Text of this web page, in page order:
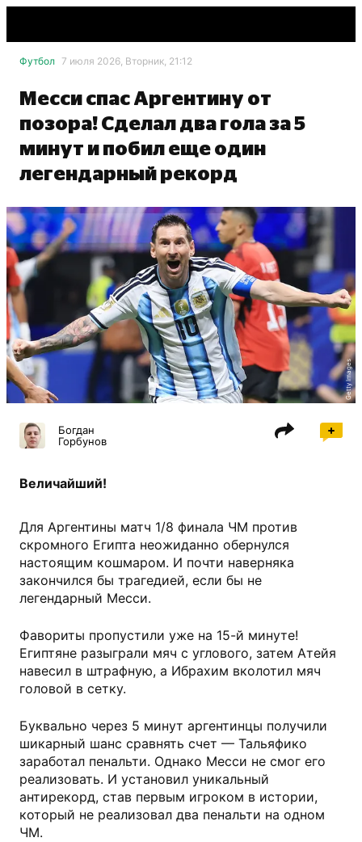
Футбол 7 июля 2026, Вторник, 21:12
Месси спас Аргентину от
позора! Сделал два гола за 5
минут и побил еще один
легендарный рекорд
Getty Images
Богдан
Горбунов
Величайший!
Для Аргентины матч 1/8 финала ЧМ против
скромного Египта неожиданно обернулся
настоящим кошмаром. И почти наверняка
закончился бы трагедией, если бы не
легендарный Месси.
Фавориты пропустили уже на 15-й минуте!
Египтяне разыграли мяч с углового, затем Атейя
навесил в штрафную, а Ибрахим вколотил мяч
головой в сетку.
Буквально через 5 минут аргентинцы получили
шикарный шанс сравнять счет — Тальяфико
заработал пенальти. Однако Месси не смог его
реализовать. И установил уникальный
антирекорд, став первым игроком в истории,
который не реализовал два пенальти на одном
ЧМ.